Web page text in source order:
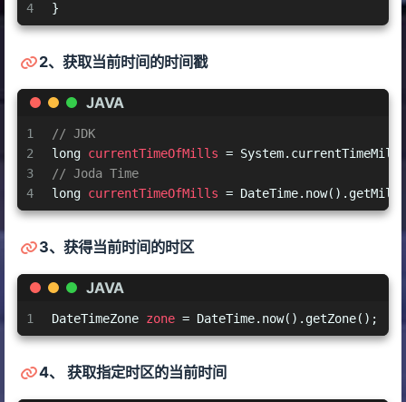
4
}
2、获取当前时间的时间戳
JAVA
1
2
3
4
// JDK
long currentTimeOfMills =
// Joda Time
long currentTimeOfMills =
3、获得当前时间的时区
JAVA
1 DateTimeZone zone = DateTime.now().getZone();
4、 获取指定时区的当前时间